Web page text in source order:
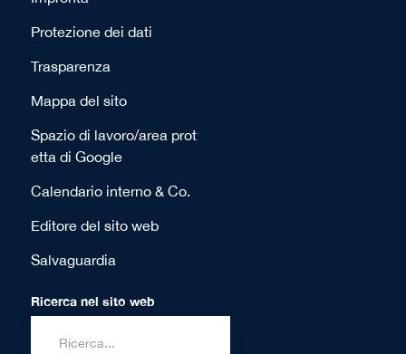
Protezione dei dati
Trasparenza
Mappa del sito
Spazio di lavoro/area prot
etta di Google
Calendario interno & Co.
Editore del sito web
Salvaguardia
Ricerca nel sito web